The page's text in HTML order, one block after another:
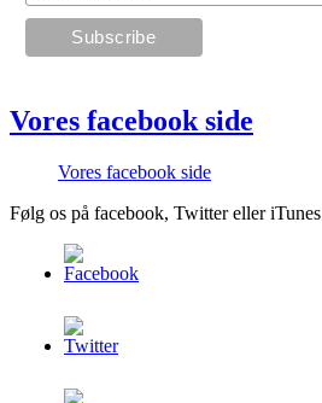
Vores facebook side
Vores facebook side
Følg os på facebook, Twitter eller iTunes